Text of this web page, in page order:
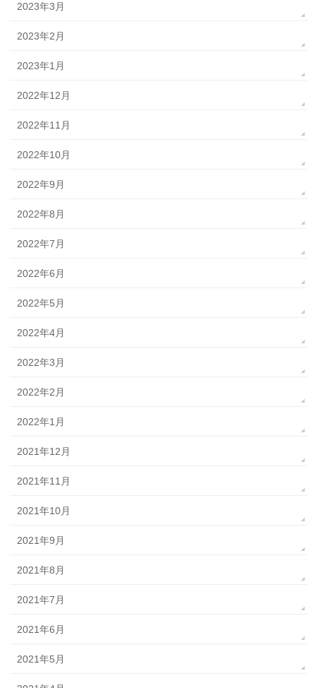
2023年3月
2023年2月
2023年1月
2022年12月
2022年11月
2022年10月
2022年9月
2022年8月
2022年7月
2022年6月
2022年5月
2022年4月
2022年3月
2022年2月
2022年1月
2021年12月
2021年11月
2021年10月
2021年9月
2021年8月
2021年7月
2021年6月
2021年5月